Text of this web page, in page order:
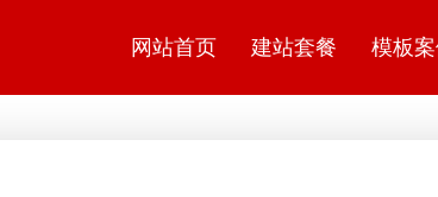
网站首页 建站套餐 模板案